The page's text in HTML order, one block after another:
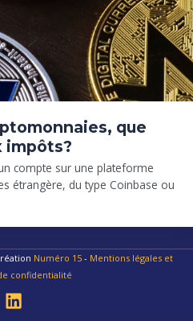
que
impôts?
compte sur une plateforme
étrangère, du type Coinbase ou
Numéro 15- Mentions légales et
confidentialité